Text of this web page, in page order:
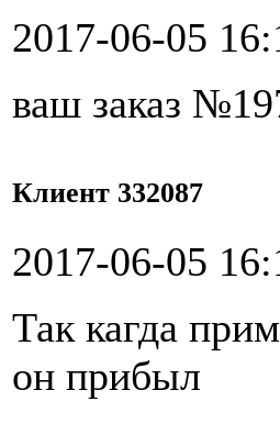
2017-06-05
ваш заказ
Клиент 332087
2017-06-05
Так кагда
он прибыл